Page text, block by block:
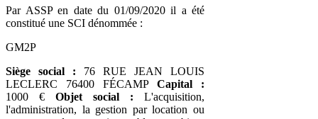
Par ASSP en date du 01/09/2020 il a été
constitué une SCI dénommée :
GM2P
Siège social : 76 RUE JEAN LOUIS
LECLERC 76400 FÉCAMP Capital :
1000 € Objet social : L'acquisition,
l'administration, la gestion par location ou